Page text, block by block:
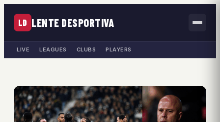
LD LENTE DESPORTIVA
LIVE LEAGUES CLUBS PLAYERS